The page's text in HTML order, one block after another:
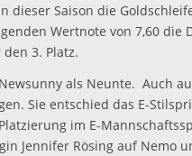
dieser Saison die
Wertnote von 7,60 die
3. Platz.
als Neunte. Auch
Sie entschied das E-
im E-
Jennifer Rösing auf Nemo